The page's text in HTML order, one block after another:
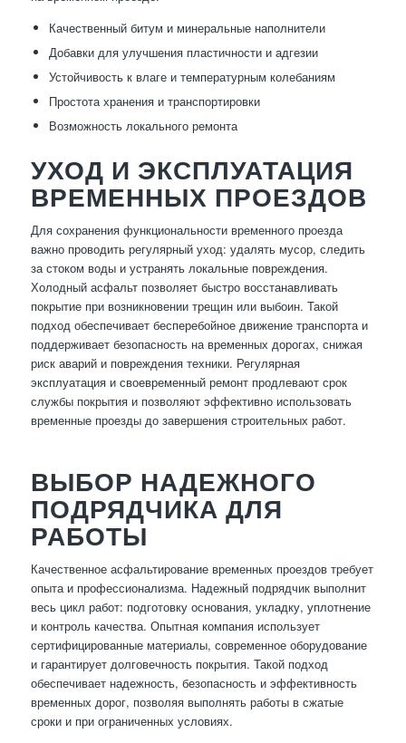
Качественный битум и минеральные наполнители
Добавки для улучшения пластичности и адгезии
Устойчивость к влаге и температурным колебаниям
Простота хранения и транспортировки
Возможность локального ремонта
УХОД И ЭКСПЛУАТАЦИЯ
ВРЕМЕННЫХ ПРОЕЗДОВ
Для сохранения функциональности временного проезда
важно проводить регулярный уход: удалять мусор, следить
за стоком воды и устранять локальные повреждения.
Холодный асфальт позволяет быстро восстанавливать
покрытие при возникновении трещин или выбоин. Такой
подход обеспечивает бесперебойное движение транспорта и
поддерживает безопасность на временных дорогах, снижая
риск аварий и повреждения техники. Регулярная
эксплуатация и своевременный ремонт продлевают срок
службы покрытия и позволяют эффективно использовать
временные проезды до завершения строительных работ.
ВЫБОР НАДЕЖНОГО
ПОДРЯДЧИКА ДЛЯ
РАБОТЫ
Качественное асфальтирование временных проездов требует
опыта и профессионализма. Надежный подрядчик выполнит
весь цикл работ: подготовку основания, укладку, уплотнение
и контроль качества. Опытная компания использует
сертифицированные материалы, современное оборудование
и гарантирует долговечность покрытия. Такой подход
обеспечивает надежность, безопасность и эффективность
временных дорог, позволяя выполнять работы в сжатые
сроки и при ограниченных условиях.